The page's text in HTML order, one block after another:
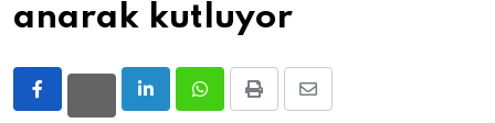
anarak kutluyor
LinkedInWhatsappPrint
Share